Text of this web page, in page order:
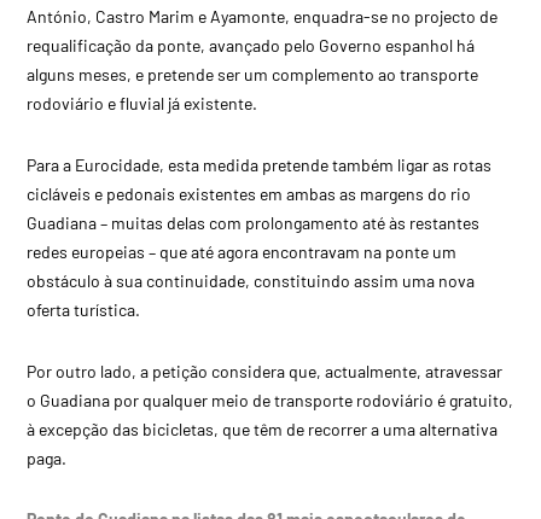
António, Castro Marim e Ayamonte, enquadra-se no projecto de
requalificação da ponte, avançado pelo Governo espanhol há
alguns meses, e pretende ser um complemento ao transporte
rodoviário e fluvial já existente.
Para a Eurocidade, esta medida pretende também ligar as rotas
cicláveis e pedonais existentes em ambas as margens do rio
Guadiana – muitas delas com prolongamento até às restantes
redes europeias – que até agora encontravam na ponte um
obstáculo à sua continuidade, constituindo assim uma nova
oferta turística.
Por outro lado, a petição considera que, actualmente, atravessar
o Guadiana por qualquer meio de transporte rodoviário é gratuito,
à excepção das bicicletas, que têm de recorrer a uma alternativa
paga.